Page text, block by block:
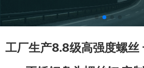
工厂生产8.8级高强度螺丝